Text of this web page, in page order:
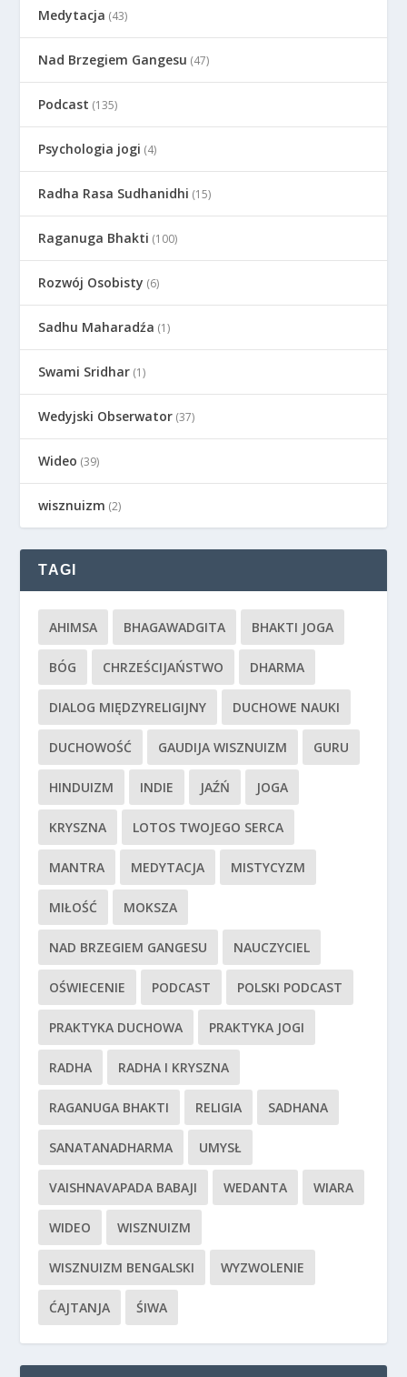
Medytacja (43)
Nad Brzegiem Gangesu (47)
Podcast (135)
Psychologia jogi (4)
Radha Rasa Sudhanidhi (15)
Raganuga Bhakti (100)
Rozwój Osobisty (6)
Sadhu Maharadźa (1)
Swami Sridhar (1)
Wedyjski Obserwator (37)
Wideo (39)
wisznuizm (2)
TAGI
AHIMSA BHAGAWADGITA BHAKTI JOGA
BÓG CHRZEŚCIJAŃSTWO DHARMA
DIALOG MIĘDZYRELIGIJNY DUCHOWE NAUKI
DUCHOWOŚĆ GAUDIJA WISZNUIZM GURU
HINDUIZM INDIE JAŹŃ JOGA
KRYSZNA LOTOS TWOJEGO SERCA
MANTRA MEDYTACJA MISTYCYZM
MIŁOŚĆ MOKSZA
NAD BRZEGIEM GANGESU NAUCZYCIEL
OŚWIECENIE PODCAST POLSKI PODCAST
PRAKTYKA DUCHOWA PRAKTYKA JOGI
RADHA RADHA I KRYSZNA
RAGANUGA BHAKTI RELIGIA SADHANA
SANATANADHARMA UMYSŁ
VAISHNAVAPADA BABAJI WEDANTA WIARA
WIDEO WISZNUIZM
WISZNUIZM BENGALSKI WYZWOLENIE
ĆAJTANJA ŚIWA